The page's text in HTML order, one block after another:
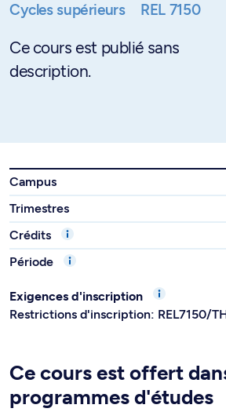
Cycles supérieurs REL 7150
Ce cours est publié sans
description.
Campus
Trimestres
Crédits
Période
Exigences d'inscription
Restrictions d'inscription: REL7150/
Ce cours est offert
programmes d'études